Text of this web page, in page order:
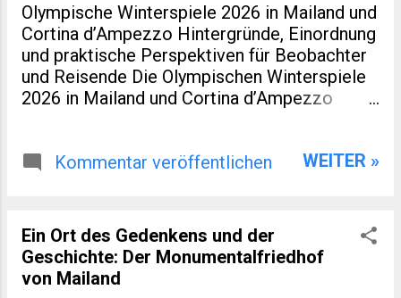
Olympische Winterspiele 2026 in Mailand und
Cortina d’Ampezzo Hintergründe, Einordnung
und praktische Perspektiven für Beobachter
und Reisende Die Olympischen Winterspiele
2026 in Mailand und Cortina d’Ampezzo
Turin 2006 erneut Gastgeber ist. Sondern
wirtschaftlich eng mit regionaler Entwicklung
verzahnt wurde. Für viele Leser eines
spezialisierten Blogs zu Sport, Reisen oder
europäischer Regionalentwicklung sind genau
Kommentar veröffentlichen WEITER »
Ein Ort des Gedenkens und der
Geschichte: Der Monumentalfriedhof
von Mailand